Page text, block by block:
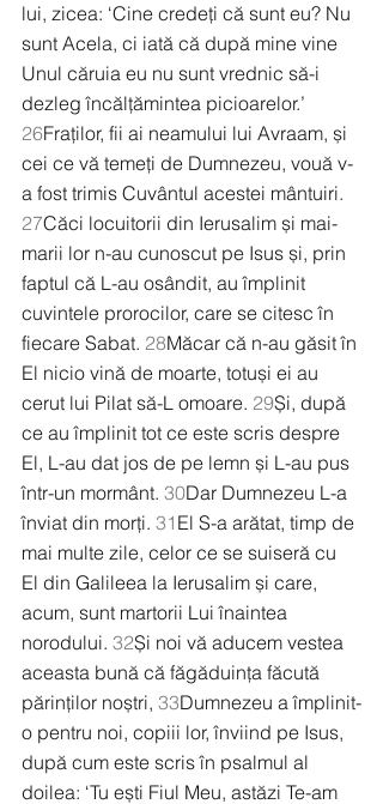
lui, zicea: ‘Cine credeți că sunt eu? Nu
sunt Acela, ci iată că după mine vine
Unul căruia eu nu sunt vrednic să-i
dezleg încălțămintea picioarelor.’
26Fraților, fii ai neamului lui Avraam, și
cei ce vă temeți de Dumnezeu, vouă v-
a fost trimis Cuvântul acestei mântuiri.
27Căci locuitorii din Ierusalim și mai-
marii lor n-au cunoscut pe Isus și, prin
faptul că L-au osândit, au împlinit
cuvintele prorocilor, care se citesc în
fiecare Sabat. 28Măcar că n-au găsit în
El nicio vină de moarte, totuși ei au
cerut lui Pilat să-L omoare. 29Și, după
ce au împlinit tot ce este scris despre
El, L-au dat jos de pe lemn și L-au pus
într-un mormânt. 30Dar Dumnezeu L-a
înviat din morți. 31 El S-a arătat, timp de
mai multe zile, celor ce se suiseră cu
El din Galileea la Ierusalim și care,
acum, sunt martorii Lui înaintea
norodului. 32Și noi vă aducem vestea
aceasta bună că făgăduința făcută
părinților noștri, 33Dumnezeu a împlinit-
o pentru noi, copiii lor, înviind pe Isus,
după cum este scris în psalmul al
doilea: ‘Tu ești Fiul Meu, astăzi Te-am